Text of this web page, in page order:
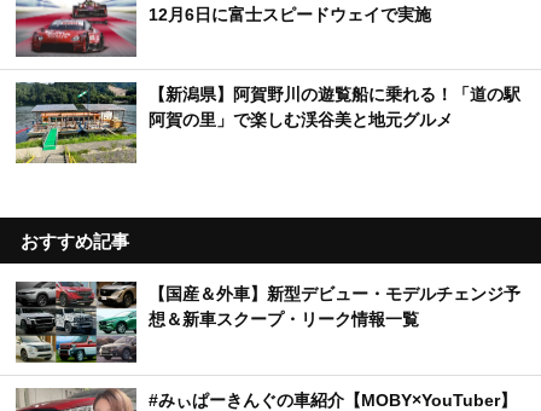
12月6日に富士スピードウェイで実施
【新潟県】阿賀野川の遊覧船に乗れる！「道の駅
阿賀の里」で楽しむ渓谷美と地元グルメ
おすすめ記事
【国産＆外車】新型デビュー・モデルチェンジ予
想＆新車スクープ・リーク情報一覧
#みぃぱーきんぐの車紹介【MOBY×YouTuber】